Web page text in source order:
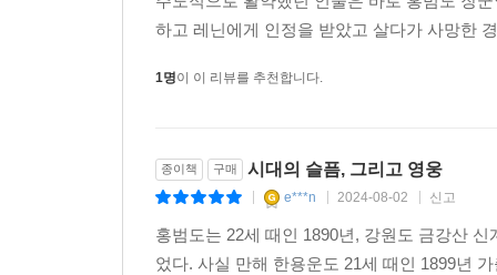
하고 레닌에게 인정을 받았고 살다가 사망한
1명이 이 리뷰를 추천합니다.
종이책 구매 시대의 슬픔, 그리고 영웅
e***n 2024-08-02 신고
홍범도는 22세 때인 1890년, 강원도 금강산
었다. 사실 만해 한용운도 21세 때인 1899년